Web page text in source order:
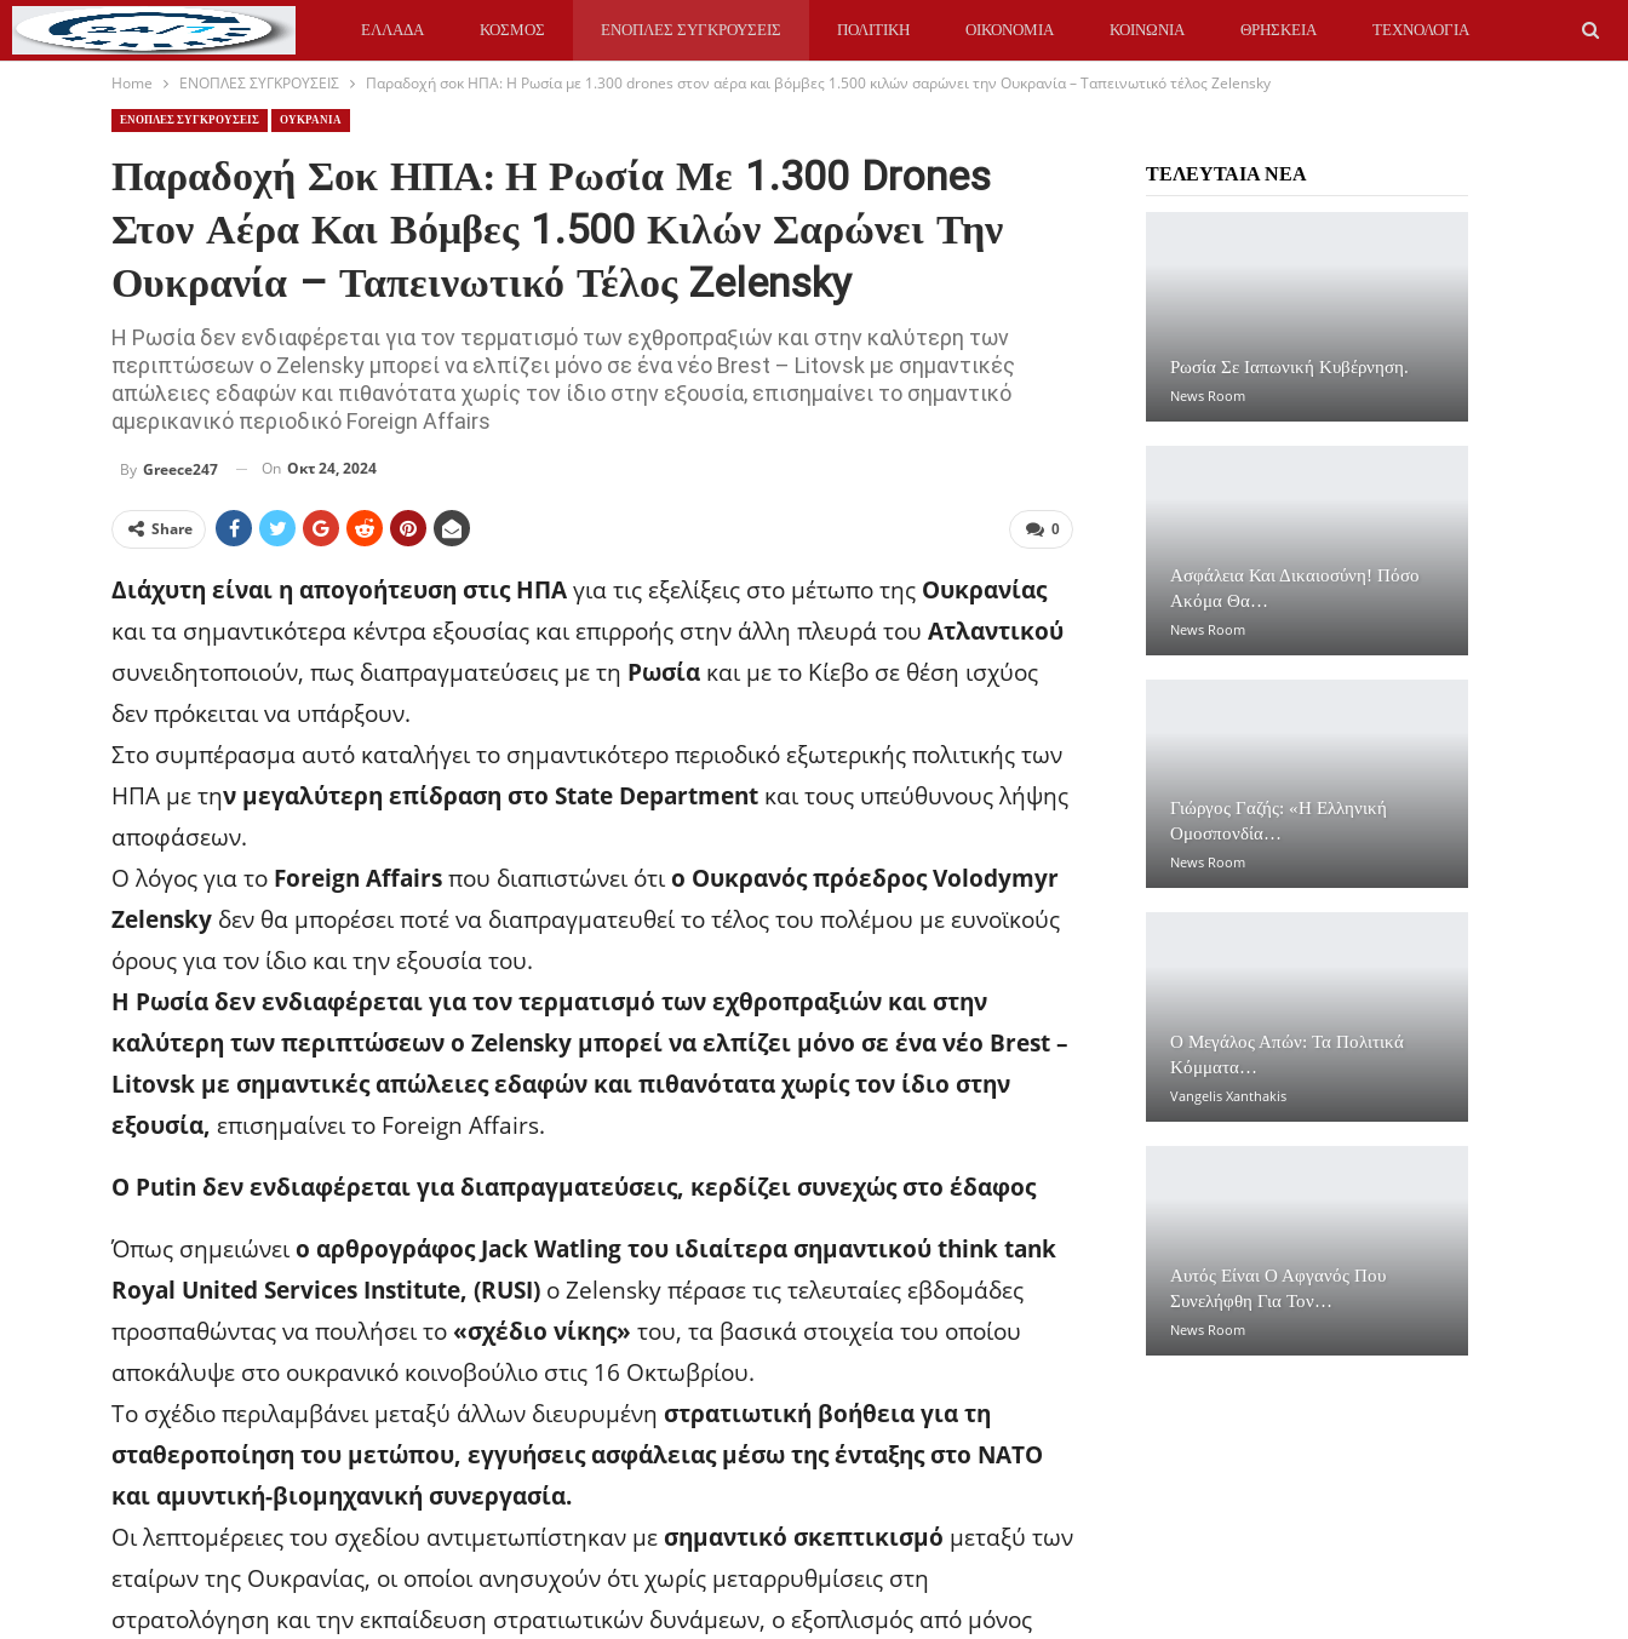
ΕΛΛΑΔΑ ΚΟΣΜΟΣ ΕΝΟΠΛΕΣ ΣΥΓΚΡΟΥΣΕΙΣ ΠΟΛΙΤΙΚΗ ΟΙΚΟΝΟΜΙΑ ΚΟΙΝΩΝΙΑ ΘΡΗΣΚΕΙΑ ΤΕΧΝΟΛΟΓΙΑ
ΥΓΕΙΑ ΑΘΛΗΤΙΚΑ
Home ΕΝΟΠΛΕΣ ΣΥΓΚΡΟΥΣΕΙΣ Παραδοχή σοκ ΗΠΑ: Η Ρωσία με 1.300 drones στον αέρα και βόμβες 1.500 κιλών σαρώνει την Ουκρανία – Ταπεινωτικό τέλος Zelensky
ΕΝΟΠΛΕΣ ΣΥΓΚΡΟΥΣΕΙΣ ΟΥΚΡΑΝΙΑ
Παραδοχή Σοκ ΗΠΑ: Η Ρωσία Με 1.300 Drones
Στον Αέρα Και Βόμβες 1.500 Κιλών Σαρώνει Την
Ουκρανία – Ταπεινωτικό Τέλος Zelensky
Η Ρωσία δεν ενδιαφέρεται για τον τερματισμό των εχθροπραξιών και στην καλύτερη των
περιπτώσεων ο Zelensky μπορεί να ελπίζει μόνο σε ένα νέο Brest – Litovsk με σημαντικές
απώλειες εδαφών και πιθανότατα χωρίς τον ίδιο στην εξουσία, επισημαίνει το σημαντικό
αμερικανικό περιοδικό Foreign Affairs
By Greece247 On Οκτ 24, 2024
0
Share
Διάχυτη είναι η απογοήτευση στις ΗΠΑγια τις εξελίξεις στο μέτωπο της Ουκρανίας
και τα σημαντικότερα κέντρα εξουσίας και επιρροής στην άλλη πλευρά του Ατλαντικού
συνειδητοποιούν, πως διαπραγματεύσεις με τη Ρωσία και με το Κίεβο σε θέση ισχύος
δεν πρόκειται να υπάρξουν.
Στο συμπέρασμα αυτό καταλήγει το σημαντικότερο περιοδικό εξωτερικής πολιτικής των
ΗΠΑ με την μεγαλύτερη επίδραση στο State Department και τους υπεύθυνους λήψης
αποφάσεων.
Ο λόγος για το Foreign Affairsπου διαπιστώνει ότιο Ουκρανός πρόεδρος Volodymyr
Zelensky δεν θα μπορέσει ποτέ να διαπραγματευθεί το τέλος του πολέμου με ευνοϊκούς
όρους για τον ίδιο και την εξουσία του.
Η Ρωσία δεν ενδιαφέρεται για τον τερματισμό των εχθροπραξιών και στην
καλύτερη των περιπτώσεων ο Zelensky μπορεί να ελπίζει μόνο σε ένα νέο Brest –
Litovsk με σημαντικές απώλειες εδαφών και πιθανότατα χωρίς τον ίδιο στην
εξουσία, επισημαίνει το Foreign Affairs.
Ο Putin δεν ενδιαφέρεται για διαπραγματεύσεις, κερδίζει συνεχώς στο έδαφος
Όπως σημειώνειο αρθρογράφος Jack Watling του ιδιαίτερα σημαντικού think tank
Royal United Services Institute, (RUSI) ο Zelensky πέρασε τις τελευταίες εβδομάδες
προσπαθώντας να πουλήσει το«σχέδιο νίκης» του, τα βασικά στοιχεία του οποίου
αποκάλυψε στο ουκρανικό κοινοβούλιο στις 16 Οκτωβρίου.
Το σχέδιο περιλαμβάνει μεταξύ άλλων διευρυμένη στρατιωτική βοήθεια για τη
σταθεροποίηση του μετώπου, εγγυήσεις ασφάλειας μέσω της ένταξης στο ΝΑΤΟ
και αμυντική-βιομηχανική συνεργασία.
Οι λεπτομέρειες του σχεδίου αντιμετωπίστηκαν μεσημαντικό σκεπτικισμό μεταξύ των
εταίρων της Ουκρανίας, οι οποίοι ανησυχούν ότι χωρίς μεταρρυθμίσεις στη
στρατολόγηση και την εκπαίδευση στρατιωτικών δυνάμεων, ο εξοπλισμός από μόνος
ΤΕΛΕΥΤΑΙΑ ΝΕΑ
Ρωσία Σε Ιαπωνική Κυβέρνηση.
News Room
Ασφάλεια Και Δικαιοσύνη! Πόσο
Ακόμα Θα…
News Room
Γιώργος Γαζής: «Η Ελληνική
Ομοσπονδία…
News Room
Ο Μεγάλος Απών: Τα Πολιτικά
Κόμματα…
Vangelis Xanthakis
Αυτός Είναι Ο Αφγανός Που
Συνελήφθη Για Τον…
News Room